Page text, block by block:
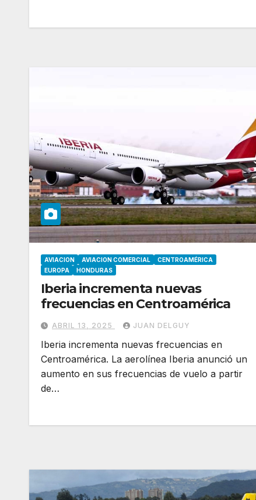
AVIACION AVIACION COMERCIAL
CENTROAMÉRICA
EUROPA
HONDURAS
Iberia incrementa nuevas
frecuencias en Centroamérica
ABRIL 13, 2025 JUAN DELGUY
Iberia incrementa nuevas frecuencias en
Centroamérica. La aerolínea Iberia anunció un
aumento en sus frecuencias de vuelo a partir
de…